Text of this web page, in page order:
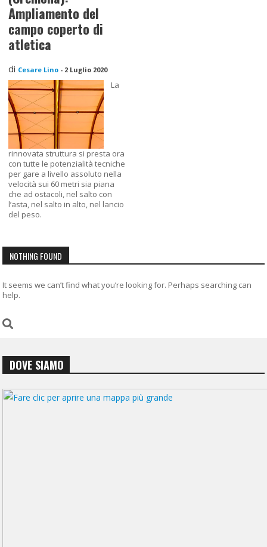
Ampliamento del
campo coperto di
atletica
di Cesare Lino - 2 Luglio 2020
La
rinnovata struttura si presta ora
con tutte le potenzialità tecniche
per gare a livello assoluto nella
velocità sui 60 metri sia piana
che ad ostacoli, nel salto con
l’asta, nel salto in alto, nel lancio
del peso.
NOTHING FOUND
It seems we can’t find what you’re looking for. Perhaps searching can
help.
DOVE SIAMO